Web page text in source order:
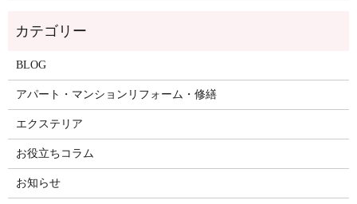
BLOG
アパート・マンションリフォーム・修繕
エクステリア
お役立ちコラム
お知らせ